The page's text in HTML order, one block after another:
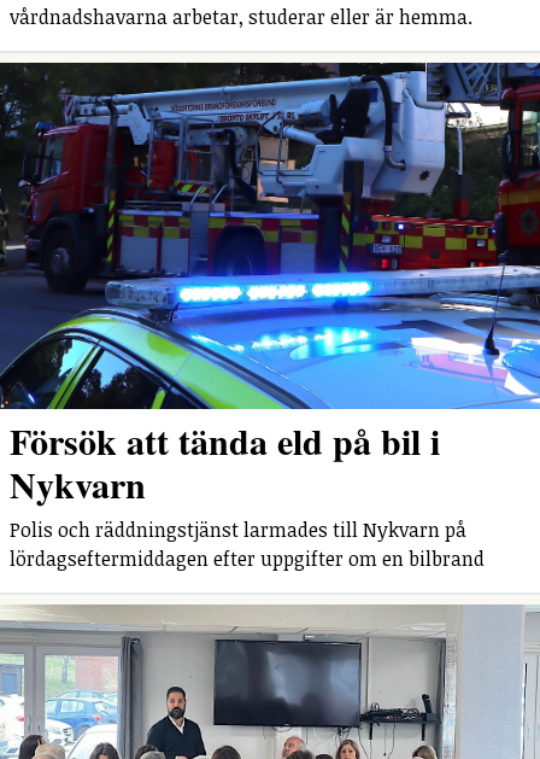
vårdnadshavarna arbetar, studerar eller är hemma.
Försök att tända eld på bil i
Nykvarn
Polis och räddningstjänst larmades till Nykvarn på
lördagseftermiddagen efter uppgifter om en bilbrand